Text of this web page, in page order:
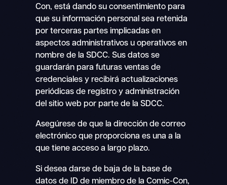
Con, está dando su consentimiento para
que su información personal sea retenida
por terceras partes implicadas en
aspectos administrativos u operativos en
nombre de la SDCC. Sus datos se
guardarán para futuras ventas de
credenciales y recibirá actualizaciones
periódicas de registro y administración
del sitio web por parte de la SDCC.
Asegúrese de que la dirección de correo
electrónico que proporciona es una a la
que tiene acceso a largo plazo.
Si desea darse de baja de la base de
datos de ID de miembro de la Comic-Con,